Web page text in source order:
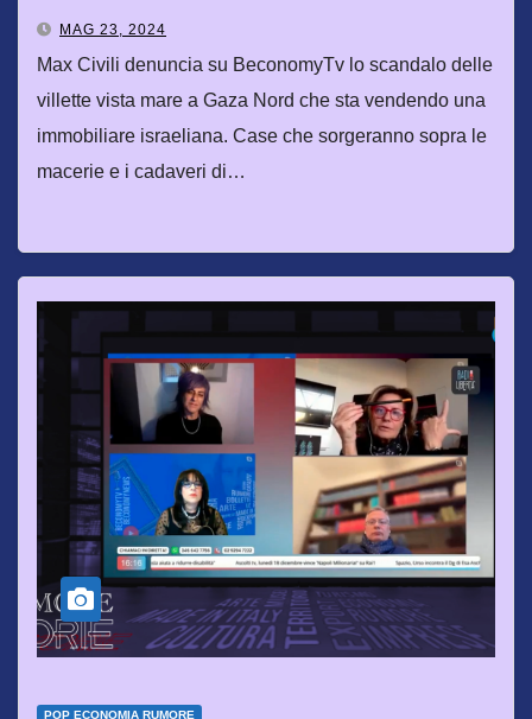
Israele
MAG 23, 2024
Max Civili denuncia su BeconomyTv lo scandalo delle
villette vista mare a Gaza Nord che sta vendendo una
immobiliare israeliana. Case che sorgeranno sopra le
macerie e i cadaveri di…
POP ECONOMIA RUMORE